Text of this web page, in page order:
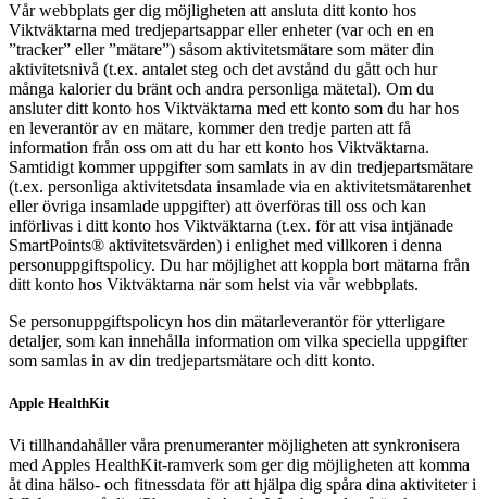
Vår webbplats ger dig möjligheten att ansluta ditt konto hos
Viktväktarna med tredjepartsappar eller enheter (var och en en
”tracker” eller ”mätare”) såsom aktivitetsmätare som mäter din
aktivitetsnivå (t.ex. antalet steg och det avstånd du gått och hur
många kalorier du bränt och andra personliga mätetal). Om du
ansluter ditt konto hos Viktväktarna med ett konto som du har hos
en leverantör av en mätare, kommer den tredje parten att få
information från oss om att du har ett konto hos Viktväktarna.
Samtidigt kommer uppgifter som samlats in av din tredjepartsmätare
(t.ex. personliga aktivitetsdata insamlade via en aktivitetsmätarenhet
eller övriga insamlade uppgifter) att överföras till oss och kan
införlivas i ditt konto hos Viktväktarna (t.ex. för att visa intjänade
SmartPoints® aktivitetsvärden) i enlighet med villkoren i denna
personuppgiftspolicy. Du har möjlighet att koppla bort mätarna från
ditt konto hos Viktväktarna när som helst via vår webbplats.
Se personuppgiftspolicyn hos din mätarleverantör för ytterligare
detaljer, som kan innehålla information om vilka speciella uppgifter
som samlas in av din tredjepartsmätare och ditt konto.
Apple HealthKit
Vi tillhandahåller våra prenumeranter möjligheten att synkronisera
med Apples HealthKit-ramverk som ger dig möjligheten att komma
åt dina hälso- och fitnessdata för att hjälpa dig spåra dina aktiviteter i